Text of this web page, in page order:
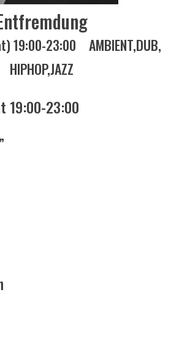
19:00-23:00 AMBIENT DUB
HIPHOPJAZZ
19:00-23:00